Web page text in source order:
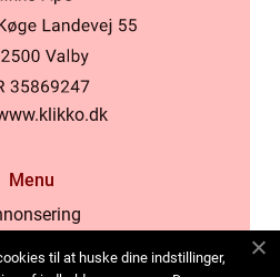
Menu
til at huske dine indstillinger,